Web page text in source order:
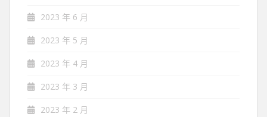
2023 年 6 月
2023 年 5 月
2023 年 4 月
2023 年 3 月
2023 年 2 月